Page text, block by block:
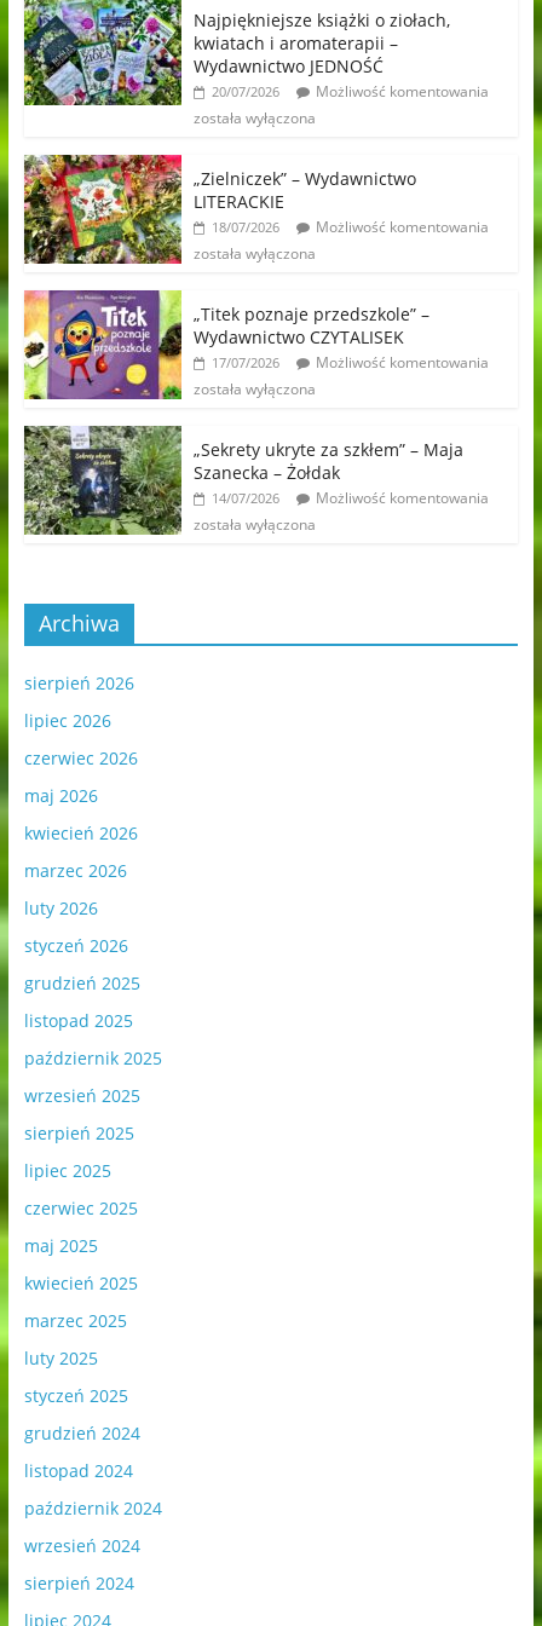
Najpiękniejsze książki o ziołach,
kwiatach i aromaterapii –
Wydawnictwo JEDNOŚĆ
20/07/2026
Możliwość komentowania
została wyłączona
„Zielniczek” – Wydawnictwo
LITERACKIE
18/07/2026
Możliwość komentowania
została wyłączona
„Titek poznaje przedszkole” –
Wydawnictwo CZYTALISEK
17/07/2026
Możliwość komentowania
została wyłączona
„Sekrety ukryte za szkłem” – Maja
Szanecka – Żołdak
14/07/2026
Możliwość komentowania
została wyłączona
Archiwa
sierpień 2026
lipiec 2026
czerwiec 2026
maj 2026
kwiecień 2026
marzec 2026
luty 2026
styczeń 2026
grudzień 2025
listopad 2025
październik 2025
wrzesień 2025
sierpień 2025
lipiec 2025
czerwiec 2025
maj 2025
kwiecień 2025
marzec 2025
luty 2025
styczeń 2025
grudzień 2024
listopad 2024
październik 2024
wrzesień 2024
sierpień 2024
lipiec 2024